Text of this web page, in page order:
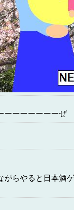
ーーーーーーーぜ
がらやると日本酒